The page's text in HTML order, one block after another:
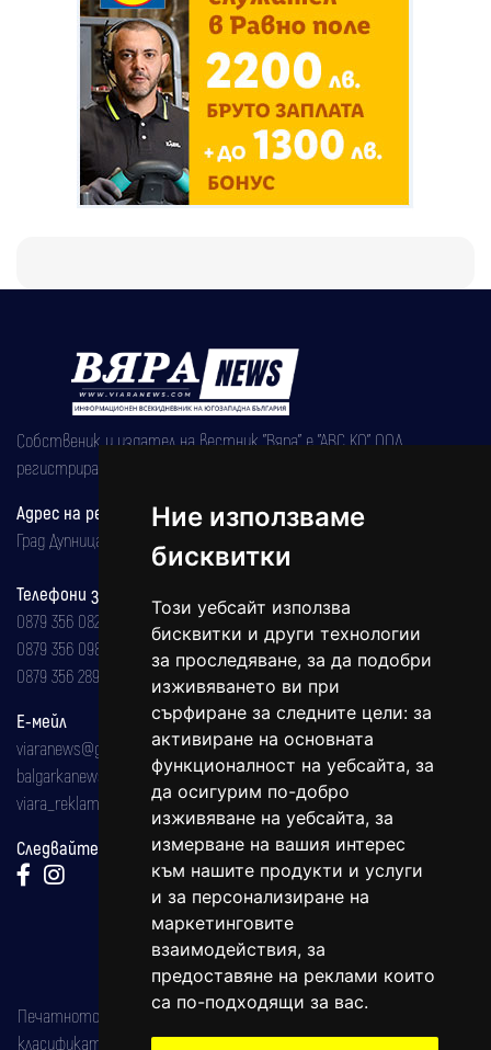
Ние използваме
бисквитки
Този уебсайт използва
бисквитки и други технологии
за проследяване, за да подобри
изживяването ви при
сърфиране за следните цели: за
активиране на основната
функционалност на уебсайта, за
да осигурим по-добро
изживяване на уебсайта, за
измерване на вашия интерес
към нашите продукти и услуги
и за персонализиране на
маркетинговите
взаимодействия, за
предоставяне на реклами които
са по-подходящи за вас.
Собственик и издател на вестник "Вяра" е "АВС КО" ООД,
регистрирана на 08.05.2002 година.
Адрес на редакцията
Град Дупница, ул.''Христо Ботев" 43
Телефони за реклама и абонаменти
0879 356 082
0879 356 098
0879 356 289
Е-мейл
viaranews@gmail.com
balgarkanews@gmail.com
viara_reklama@mail.bg
Следвайте ни:
Печатното издание на вестника е регистрирано в националния
класификатор на печатните издания (Българска национална